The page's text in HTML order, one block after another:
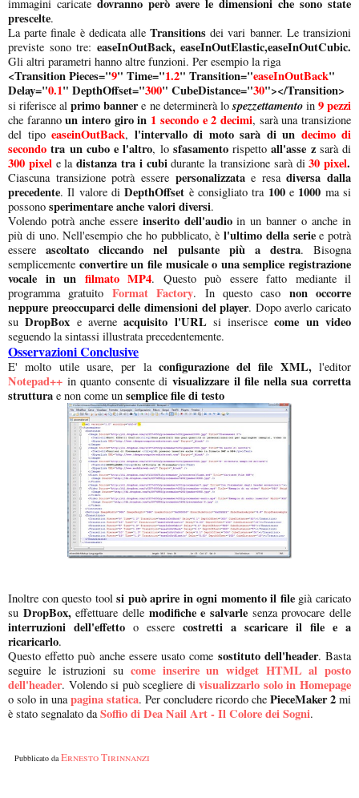
immagini caricate dovranno però avere le dimensioni che sono state
prescelte.
La parte finale è dedicata alleTransitionsdei vari banner. Le transizioni
previste sono tre: easeInOutBack, easeInOutElastic,easeInOutCubic.
Gli altri parametri hanno altre funzioni. Per esempio la riga
<Transition Pieces="9" Time="1.2" Transition="easeInOutBack"
Delay="0.1" DepthOffset="300" CubeDistance="30"></Transition>
si riferisce al primo bannere ne determinerà lospezzettamentoin 9 pezzi
che farannoun intero giro in 1 secondo e 2 decimi, sarà una transizione
del tipo easeinOutBack, l'intervallo di moto sarà di un decimo di
secondo tra un cubo e l'altro, lo sfasamentorispettoall'asse zsarà di
300 pixele ladistanza tra i cubidurante la transizione sarà di 30 pixel.
Ciascuna transizione potrà essere personalizzatae resadiversa dalla
precedente. Il valore di DepthOffset è consigliato tra 100e 1000 ma si
possono sperimentare anche valori diversi.
Volendo potrà anche essereinserito dell'audioin un banner o anche in
più di uno. Nell'esempio che ho pubblicato, è l'ultimo della seriee potrà
essereascoltato cliccando nel pulsante più a destra. Bisogna
semplicemente convertire un file musicale o una semplice registrazione
vocale in un filmato MP4. Questo può essere fatto mediante il
programma gratuito Format Factory. In questo caso non occorre
neppure preoccuparci delle dimensioni del player. Dopo averlo caricato
suDropBox e averneacquisito l'URLsi inseriscecome un video
seguendo la sintassi illustrata precedentemente.
Osservazioni Conclusive
E' molto utile usare, per la configurazione del file XML,l'editor
Notepad++ in quanto consente di visualizzare il file nella sua corretta
struttura e non come un semplice file di testo
Inoltre con questo toolsi può aprire in ogni momento il filegià caricato
su DropBox,effettuare delle modifiche e salvarle senza provocare delle
interruzioni dell'effetto o essere costretti a scaricare il file e a
ricaricarlo.
Questo effetto può anche essere usato come sostituto dell'header. Basta
seguire le istruzioni su come inserire un widget HTML al posto
dell'header. Volendo si può scegliere di visualizzarlo solo in Homepage
o solo in unapagina statica. Per concludere ricordo che PieceMaker 2 mi
è stato segnalato daSoffio di Dea Nail Art - Il Colore dei Sogni.
Pubblicato daErnesto Tirinnanzi